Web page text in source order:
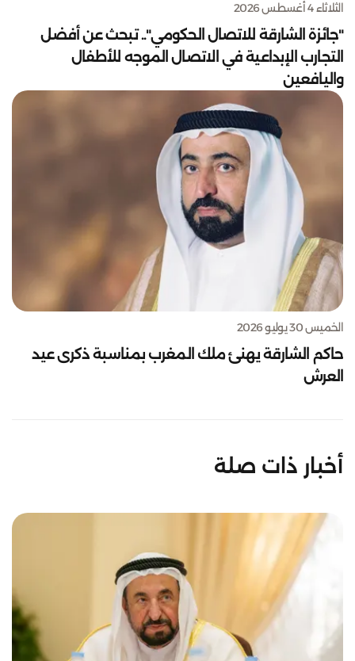
الثلاثاء 4 أغسطس 2026
"جائزة الشارقة للاتصال الحكومي".. تبحث عن أفضل
التجارب الإبداعية في الاتصال الموجه للأطفال
واليافعين
الخميس 30 يوليو 2026
حاكم الشارقة يهنئ ملك المغرب بمناسبة ذكرى عيد
العرش
أخبار ذات صلة